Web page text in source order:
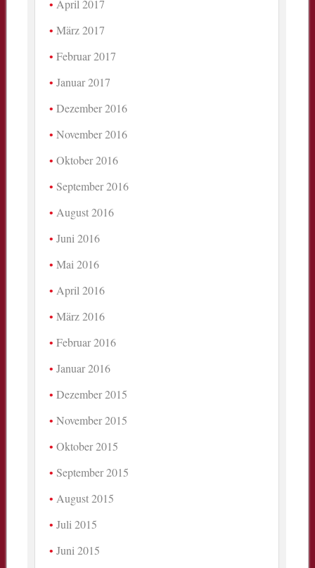
April 2017
März 2017
Februar 2017
Januar 2017
Dezember 2016
November 2016
Oktober 2016
September 2016
August 2016
Juni 2016
Mai 2016
April 2016
März 2016
Februar 2016
Januar 2016
Dezember 2015
November 2015
Oktober 2015
September 2015
August 2015
Juli 2015
Juni 2015